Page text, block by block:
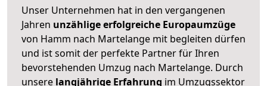
Unser Unternehmen hat in den vergangenen
Jahren unzählige erfolgreiche Europaumzüge
von Hamm nach Martelange mit begleiten dürfen
und ist somit der perfekte Partner für Ihren
bevorstehenden Umzug nach Martelange. Durch
unsere langjährige Erfahrung im Umzugssektor